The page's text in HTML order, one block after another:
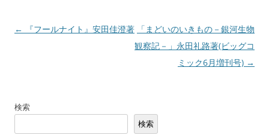
投
ー
← 『フールナイト』安田佳澄著
「まどいのいきもの－銀河生物
観察記－」永田礼路著(ビッグコ
ミック6月増刊号) →
検索
検索